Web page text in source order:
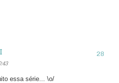
essa série... \o/